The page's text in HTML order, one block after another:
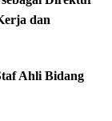
dan
Ahli Bidang